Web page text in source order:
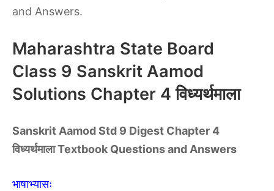
and Answers.
Maharashtra State Board
Class 9 Sanskrit Aamod
Solutions Chapter 4 विध्यर्थमाला
Sanskrit Aamod Std 9 Digest Chapter 4
विध्यर्थमाला Textbook Questions and Answers
भाषाभ्यासः